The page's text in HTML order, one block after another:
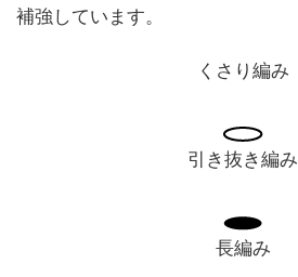
補強しています。
くさり編み
引き抜き編み
長編み